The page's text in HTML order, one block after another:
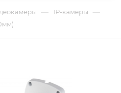
— IP-камеры —